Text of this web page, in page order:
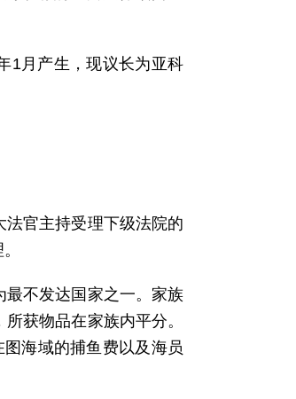
1月产生，现议长为亚科
法官主持受理下级法院的
最不发达国家之一。家族
获物品在家族内平分。
海域的捕鱼费以及海员